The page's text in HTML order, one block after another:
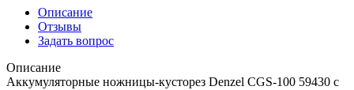
Описание
Отзывы
Задать вопрос
Описание
Аккумуляторные ножницы-кусторез Denzel CGS-100 59430 с